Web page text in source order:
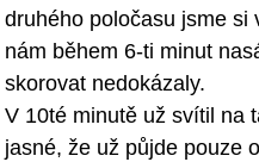
druhého poločasu jsme
nám během 6-ti minut
skorovat nedokázaly.
V 10té minutě už svítil na
jasné, že už půjde pouze